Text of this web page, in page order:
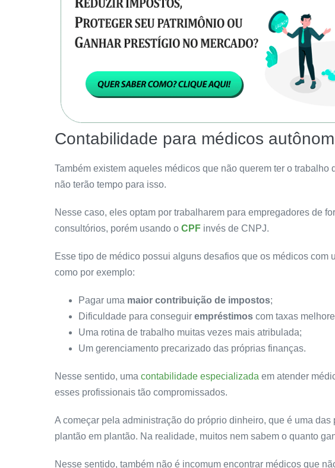
Contabilidade para médicos
Também existem aqueles médicos que não querem ter o
não terão tempo para isso.
Nesse caso, eles optam por trabalharem para empregadores de
consultórios, porém usando o CPF invés de CNPJ.
Esse tipo de médico possui alguns desafios que os médicos com
como por exemplo:
Pagar uma maior contribuição de impostos;
Dificuldade para conseguir empréstimos com taxas
Uma rotina de trabalho muitas vezes mais atribulada;
Um gerenciamento precarizado das próprias finanças.
Nesse sentido, uma contabilidade especializada em atender
esses profissionais tão compromissados.
A começar pela administração do próprio dinheiro, que é uma
plantão em plantão. Na realidade, muitos nem sabem o quanto
Nesse sentido, também não é incomum encontrar médicos que